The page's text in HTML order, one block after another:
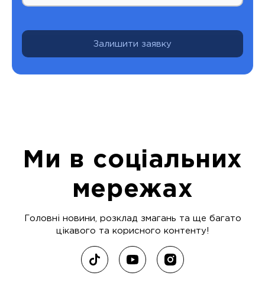
Залишити заявку
Ми в соціальних
мережах
Головні новини, розклад змагань та ще багато
цікавого та корисного контенту!